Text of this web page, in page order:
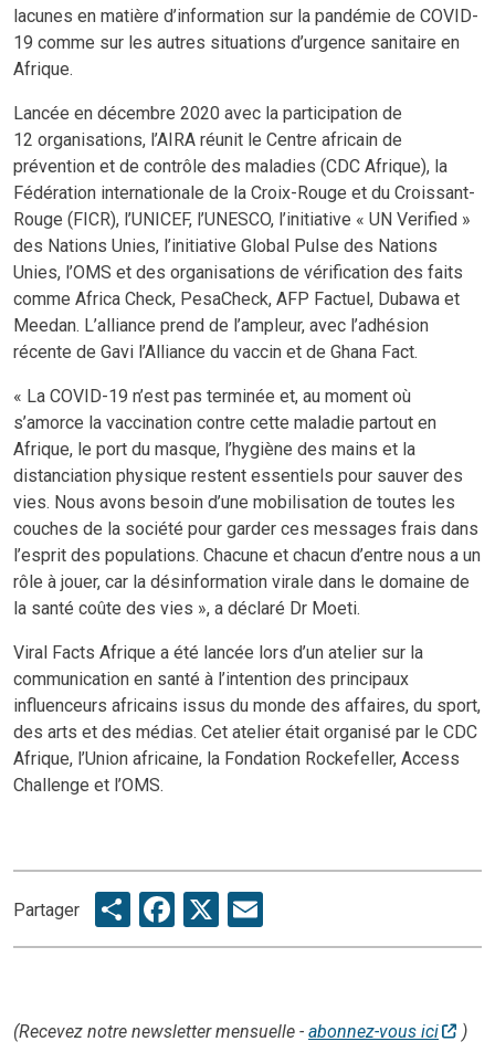
lacunes en matière d’information sur la pandémie de COVID-
19 comme sur les autres situations d’urgence sanitaire en
Afrique.
Lancée en décembre 2020 avec la participation de
12 organisations, l’AIRA réunit le Centre africain de
prévention et de contrôle des maladies (CDC Afrique), la
Fédération internationale de la Croix-Rouge et du Croissant-
Rouge (FICR), l’UNICEF, l’UNESCO, l’initiative « UN Verified »
des Nations Unies, l’initiative Global Pulse des Nations
Unies, l’OMS et des organisations de vérification des faits
comme Africa Check, PesaCheck, AFP Factuel, Dubawa et
Meedan. L’alliance prend de l’ampleur, avec l’adhésion
récente de Gavi l’Alliance du vaccin et de Ghana Fact.
« La COVID-19 n’est pas terminée et, au moment où
s’amorce la vaccination contre cette maladie partout en
Afrique, le port du masque, l’hygiène des mains et la
distanciation physique restent essentiels pour sauver des
vies. Nous avons besoin d’une mobilisation de toutes les
couches de la société pour garder ces messages frais dans
l’esprit des populations. Chacune et chacun d’entre nous a un
rôle à jouer, car la désinformation virale dans le domaine de
la santé coûte des vies », a déclaré Dr Moeti.
Viral Facts Afrique a été lancée lors d’un atelier sur la
communication en santé à l’intention des principaux
influenceurs africains issus du monde des affaires, du sport,
des arts et des médias. Cet atelier était organisé par le CDC
Afrique, l’Union africaine, la Fondation Rockefeller, Access
Challenge et l’OMS.
Partager ShareFacebook
X
(Recevez notre newsletter mensuelle - abonnez-vous ici )